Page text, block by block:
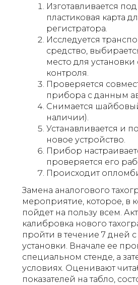
Изготавливается под
пластиковая карта
регистратора.
Исследуется
средство,
место для
контроля.
Проверяется
прибора с данным
Снимается
наличии).
Устанавливается и
новое устройство.
Прибор
проверяется его
Происходит
Замена аналогового
мероприятие, которое, в
пойдет на пользу всем.
калибровка нового
пройти в течение 7 дней с
установки. Вначале ее
специальном стенде, а
условиях. Оценивают
показателей на табло,